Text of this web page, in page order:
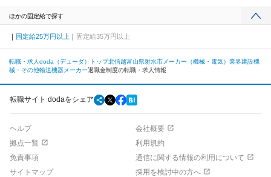
ほかの固定給で探す
固定給25万円以上 固定給35万円以上
転職・求人doda（デューダ）トップ北信越富山県射水市 メーカー（機械・電気）業界建設機
械・その他輸送機器メーカー退職金制度の転職・求人情報
転職サイト dodaをシェア
ヘルプ
会社概要
拠点一覧
利用規約
免責事項
通信に関する情報の利用について
サイトマップ
採用を検討中の方へ